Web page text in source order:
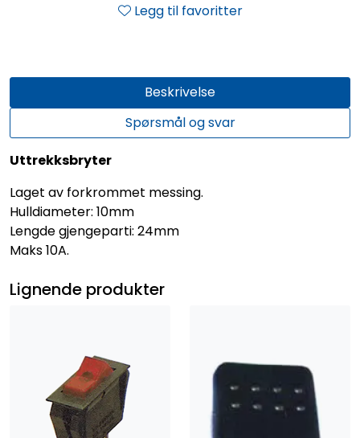
Legg til favoritter
Beskrivelse
Spørsmål og svar
Uttrekksbryter
Laget av forkrommet messing.
Hulldiameter: 10mm
Lengde gjengeparti: 24mm
Maks 10A.
Lignende produkter